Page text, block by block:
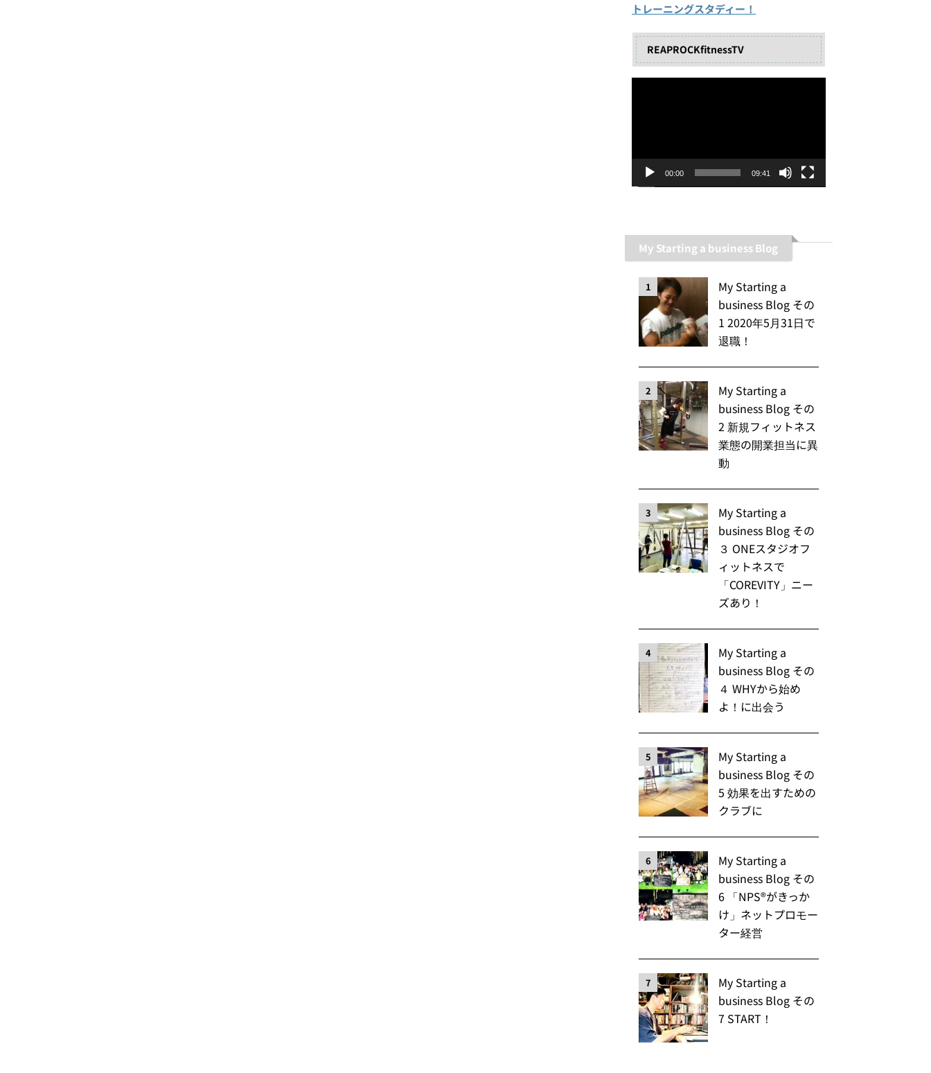
トレーニングスタディー！
REAPROCKfitnessTV
ー
00:00 09:41
My Starting a business Blog
1
My Starting a
business Blog その
1 2020年5月31日で
退職！
2
My Starting a
business Blog その
2 新規フィットネス
業態の開業担当に異
動
3
My Starting a
business Blog その
３ ONEスタジオフ
ィットネスで
「COREVITY」ニー
ズあり！
4
My Starting a
business Blog その
４ WHYから始め
よ！に出会う
5
My Starting a
business Blog その
5 効果を出すための
クラブに
6
My Starting a
business Blog その
6 「NPS®️がきっか
け」ネットプロモー
ター経営
7
My Starting a
business Blog その
7 START！